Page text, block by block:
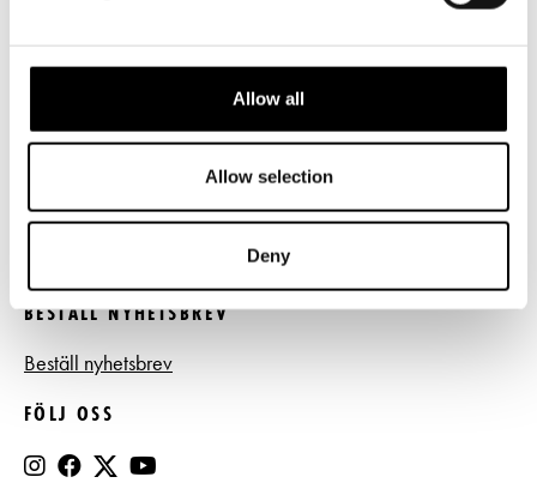
Allow all
Allow selection
Deny
Tillgänglighet
Press
Register- och dataskyddsbeskrivning
Jobba hos oss
BESTÄLL NYHETSBREV
Beställ nyhetsbrev
FÖLJ OSS